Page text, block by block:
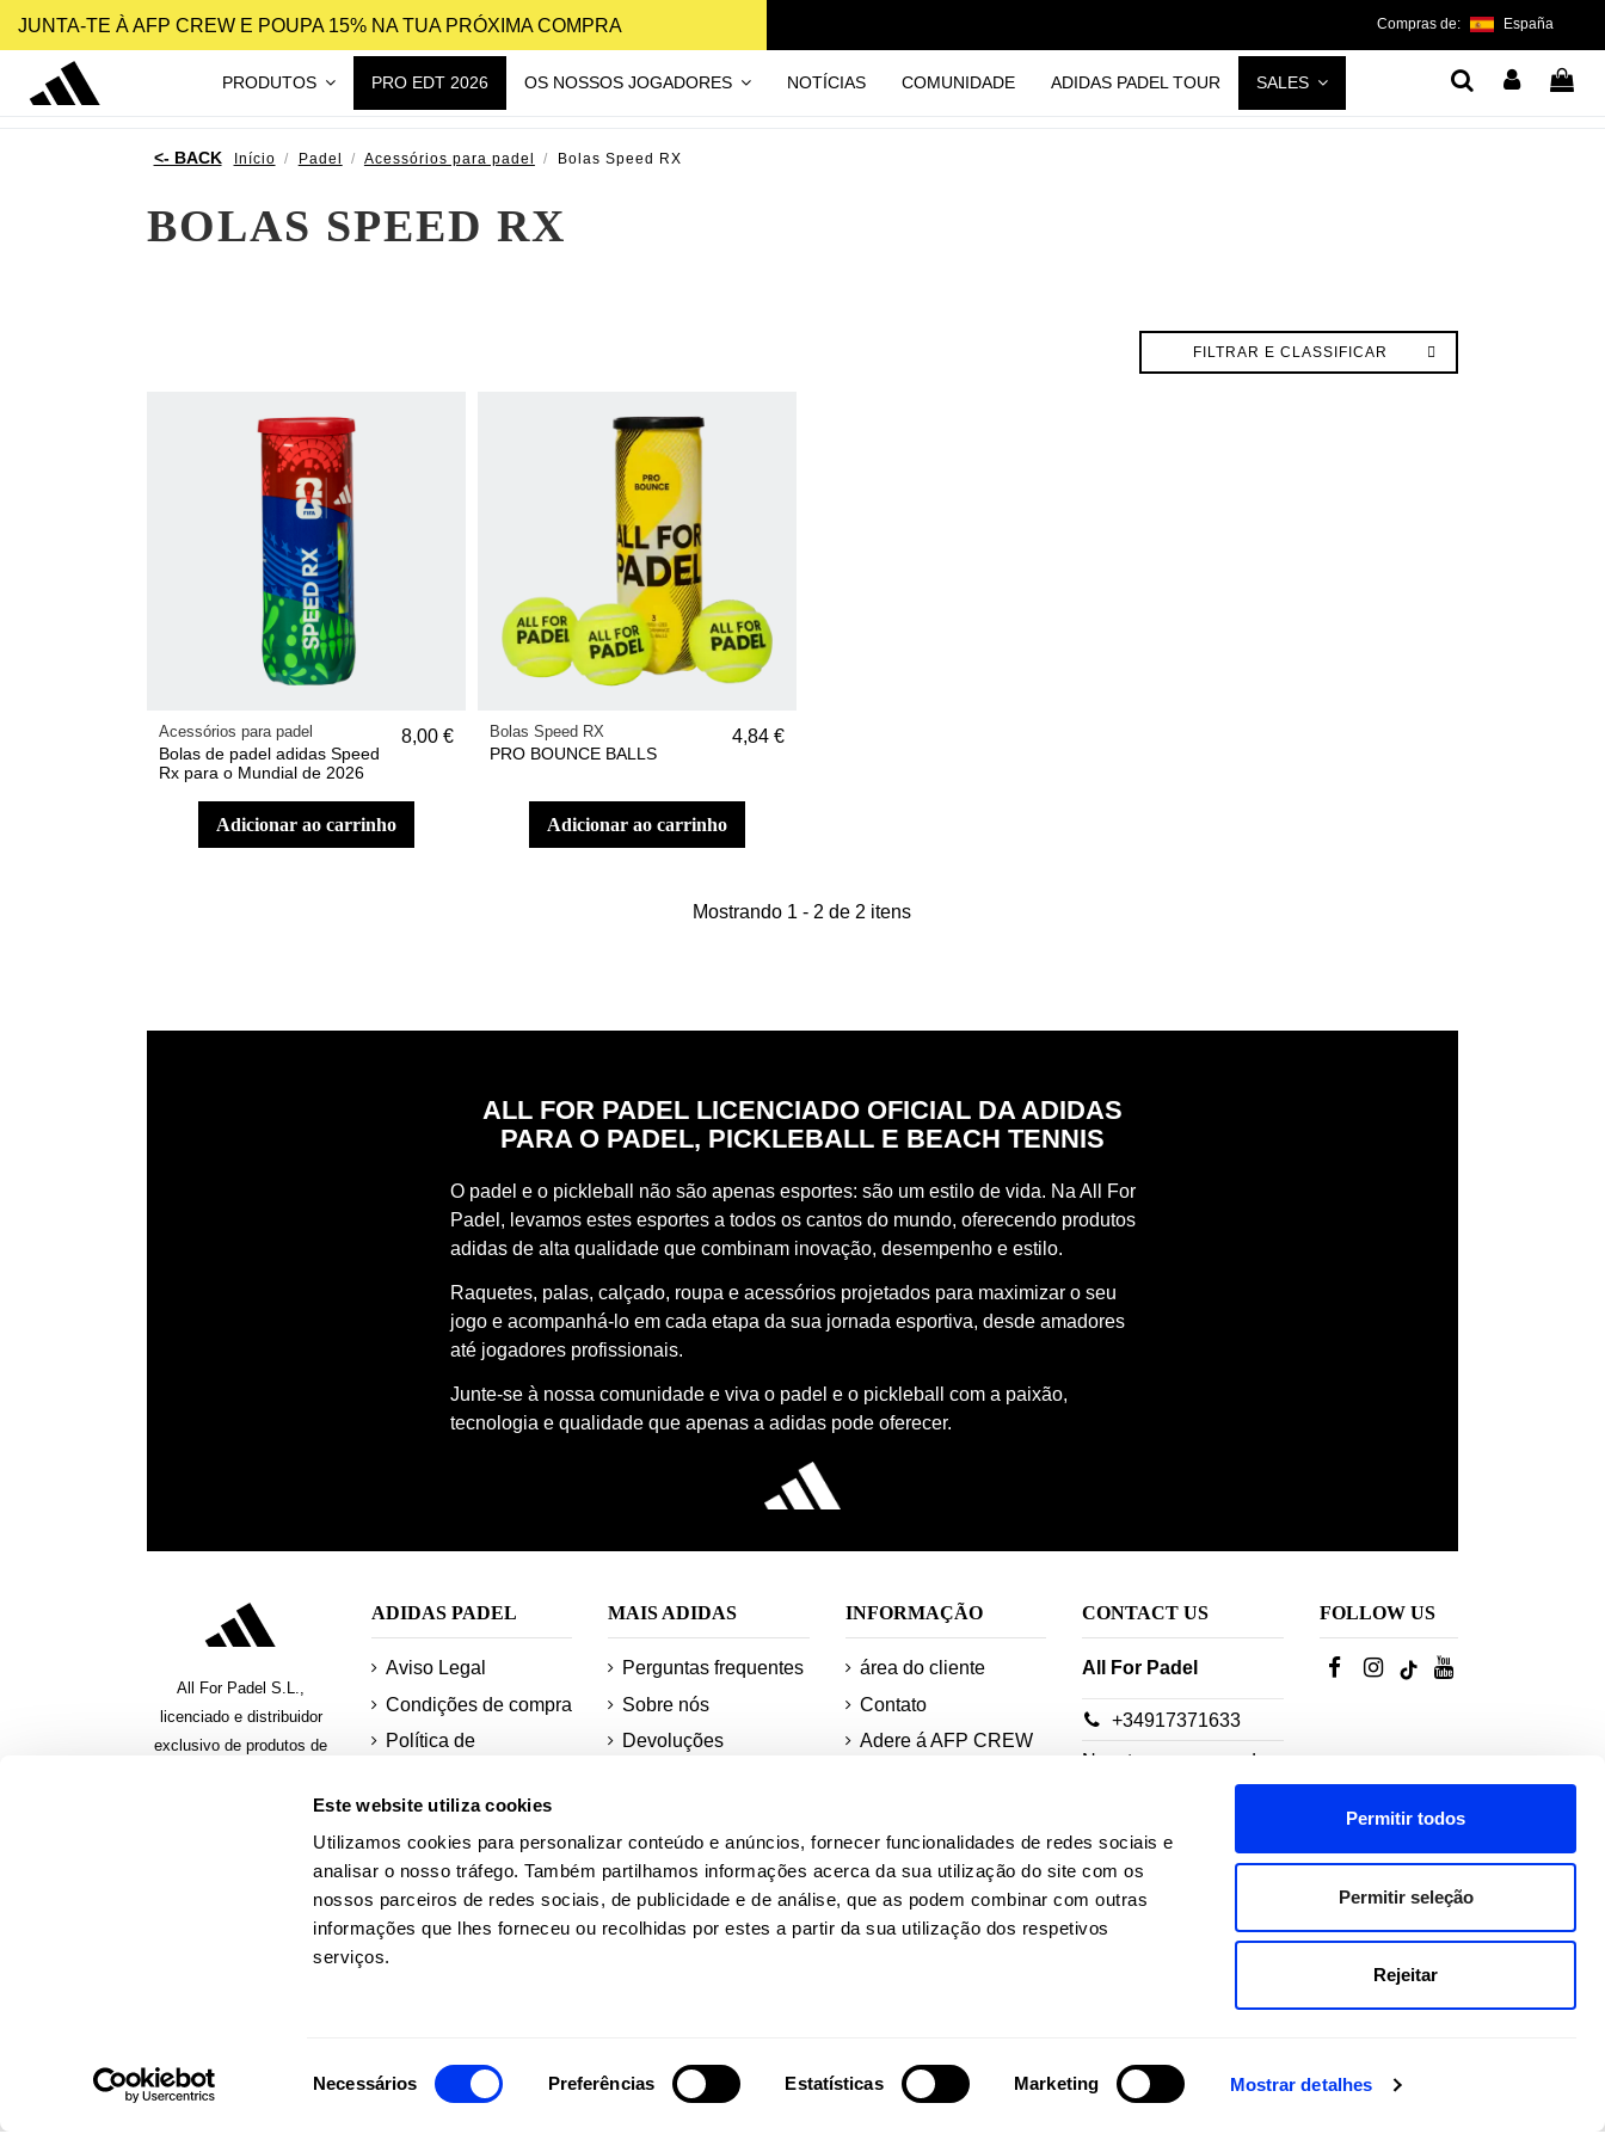
Este website utiliza cookies
Utilizamos cookies para personalizar conteúdo e anúncios, fornecer funcionalidades de redes sociais e
analisar o nosso tráfego. Também partilhamos informações acerca da sua utilização do site com os
nossos parceiros de redes sociais, de publicidade e de análise, que as podem combinar com outras
informações que lhes forneceu ou recolhidas por estes a partir da sua utilização dos respetivos
serviços.
Necessários Preferências Estatísticas Marketing Mostrar detalhes
Permitir todos
Permitir seleção
Rejeitar
JUNTA-TE À AFP CREW E POUPA 15% NA TUA PRÓXIMA COMPRA Compras de: España
PRODUTOS PRO EDT 2026 OS NOSSOS JOGADORES NOTÍCIAS COMUNIDADE ADIDAS PADEL TOUR SALES
Início Padel Acessórios para padel Bolas Speed RX
BOLAS SPEED RX
FILTRAR E CLASSIFICAR
Acessórios para padel
Bolas de padel adidas Speed
Rx para o Mundial de 2026
8,00 €
adicionar ao carrinho
Bolas Speed RX
PRO BOUNCE BALLS
4,84 €
adicionar ao carrinho
Mostrando 1 - 2 de 2 itens
ALL FOR PADEL LICENCIADO OFICIAL DA ADIDAS
PARA O PADEL, PICKLEBALL E BEACH TENNIS
O padel e o pickleball não são apenas esportes: são um estilo de vida. Na All For
Padel, levamos estes esportes a todos os cantos do mundo, oferecendo produtos
adidas de alta qualidade que combinam inovação, desempenho e estilo.
Raquetes, palas, calçado, roupa e acessórios projetados para maximizar o seu
jogo e acompanhá-lo em cada etapa da sua jornada esportiva, desde amadores
até jogadores profissionais.
Junte-se à nossa comunidade e viva o padel e o pickleball com a paixão,
tecnologia e qualidade que apenas a adidas pode oferecer.
All For Padel S.L.,
licenciado e distribuidor
exclusivo de produtos de
ADIDAS PADEL
Aviso Legal
Condições de compra
Política de
biscoitos
Métodos de
pagamento seguros
Pagar em prestações
Solicitar uma fatura
MAIS ADIDAS
Perguntas frequentes
Sobre nós
Devoluções
Informações sobre o
teu pedido
Academia AFP
INFORMAÇÃO
área do cliente
Contato
Adere á AFP CREW
Desconto para
estudantes
CONTACT US
All For Padel
+34917371633
Nuestros asesores de
servicio al cliente están
De lunes a jueves: 10h-
FOLLOW US